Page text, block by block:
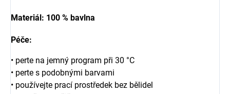
Materiál: 100 % bavlna
Péče:
• perte na jemný program při 30 °C
• perte s podobnými barvami
• používejte prací prostředek bez bělidel